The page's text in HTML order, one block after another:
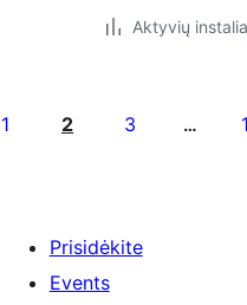
Aktyvių
1 2 3 …
Prisidėkite
Events